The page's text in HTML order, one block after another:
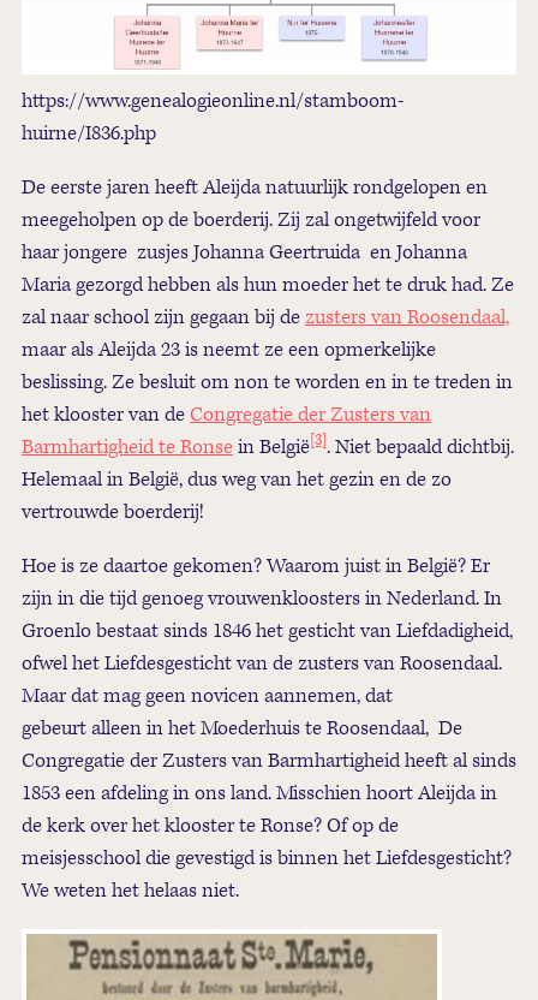
https://www.genealogieonline.nl/stamboom-
huirne/I836.php
De eerste jaren heeft Aleijda natuurlijk rondgelopen en
meegeholpen op de boerderij. Zij zal ongetwijfeld voor
haar jongere zusjes Johanna Geertruida en Johanna
Maria gezorgd hebben als hun moeder het te druk had. Ze
zal naar school zijn gegaan bij dezusters van Roosendaal,
maar als Aleijda 23 is neemt ze een opmerkelijke
beslissing. Ze besluit om non te worden en in te treden in
het klooster van deCongregatie der Zusters van
Barmhartigheid te Ronsein België[3]. Niet bepaald dichtbij.
Helemaal in België, dus weg van het gezin en de zo
vertrouwde boerderij!
Hoe is ze daartoe gekomen? Waarom juist in België? Er
zijn in die tijd genoeg vrouwenkloosters in Nederland. In
Groenlo bestaat sinds 1846 het gesticht van Liefdadigheid,
ofwel het Liefdesgesticht van de zusters van Roosendaal.
Maar dat mag geen novicen aannemen, dat
gebeurt alleen in het Moederhuis te Roosendaal, De
Congregatie der Zusters van Barmhartigheid heeft al sinds
1853 een afdeling in ons land. Misschien hoort Aleijda in
de kerk over het klooster te Ronse? Of op de
meisjesschool die gevestigd is binnen het Liefdesgesticht?
We weten het helaas niet.